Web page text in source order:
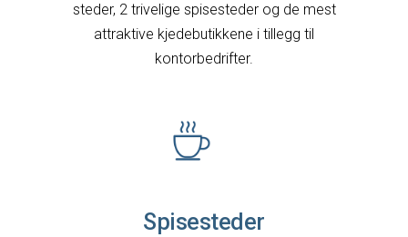
steder, 2 trivelige spisesteder og de mest
attraktive kjedebutikkene i tillegg til
kontorbedrifter.
Spisesteder